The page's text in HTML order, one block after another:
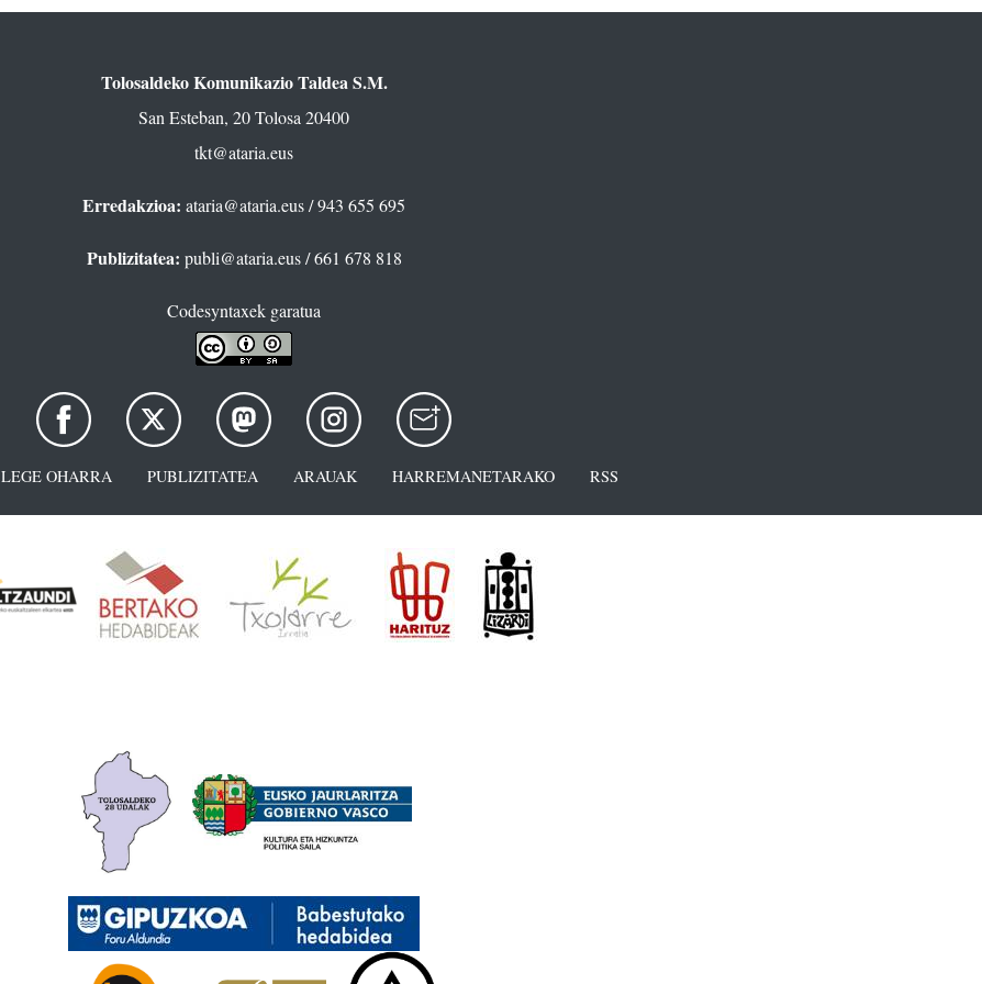
Tolosaldeko Komunikazio Taldea S.M.
San Esteban, 20 Tolosa 20400
tkt@ataria.eus
Erredakzioa: ataria@ataria.eus/ 943 655 695
Publizitatea: publi@ataria.eus/ 661 678 818
Codesyntaxek garatua
LEGE OHARRA PUBLIZITATEA ARAUAK HARREMANETARAKO RSS